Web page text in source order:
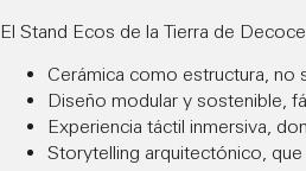
El Stand Ecos de la Tierra de
Cerámica como estructura, no
Diseño modular y sostenible,
Experiencia táctil inmersiva,
Storytelling arquitectónico,